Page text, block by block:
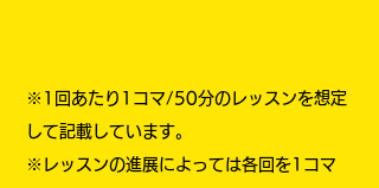
※1回あたり1コマ/50分のレッスンを想定
して記載しています。
​※レッスンの進展によっては各回を1コマ